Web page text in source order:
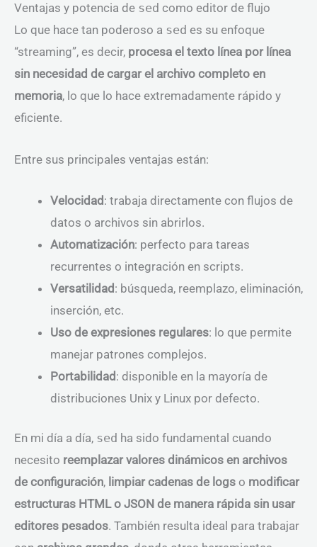
Ventajas y potencia de sed como editor de flujo
Lo que hace tan poderoso a sed es su enfoque
“streaming”, es decir, procesa el texto línea por línea
sin necesidad de cargar el archivo completo en
memoria, lo que lo hace extremadamente rápido y
eficiente.
Entre sus principales ventajas están:
Velocidad: trabaja directamente con flujos de
datos o archivos sin abrirlos.
Automatización: perfecto para tareas
recurrentes o integración en scripts.
Versatilidad: búsqueda, reemplazo, eliminación,
inserción, etc.
Uso de expresiones regulares: lo que permite
manejar patrones complejos.
Portabilidad: disponible en la mayoría de
distribuciones Unix y Linux por defecto.
En mi día a día, sed ha sido fundamental cuando
necesito reemplazar valores dinámicos en archivos
de configuración, limpiar cadenas de logs o modificar
estructuras HTML o JSON de manera rápida sin usar
editores pesados. También resulta ideal para trabajar